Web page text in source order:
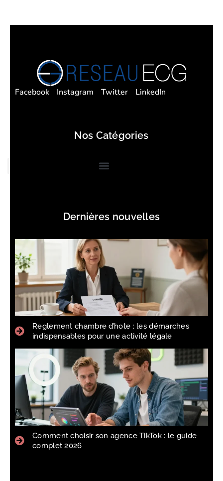
Facebook Instagram Twitter LinkedIn
Nos Catégories
Dernières nouvelles
Reglement chambre d’hote : les démarches
indispensables pour une activité légale
Comment choisir son agence TikTok : le guide
complet 2026